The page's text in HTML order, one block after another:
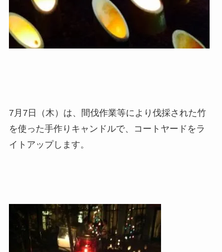
7月7日（木）は、間伐作業等により伐採された竹
を使った手作りキャンドルで、コートヤードをラ
イトアップします。